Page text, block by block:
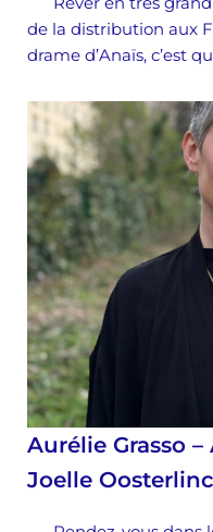
de la distribution aux
drame d’Anaïs, c’est
Aurélie Grasso
Joelle